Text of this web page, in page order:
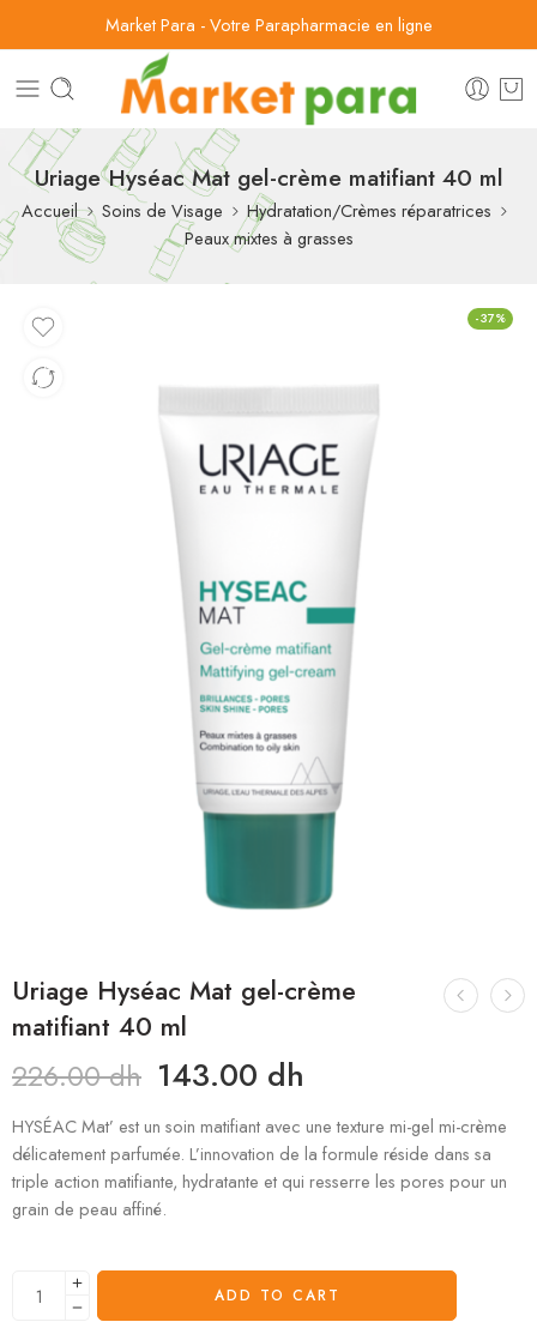
Market Para - Votre Parapharmacie en ligne
Uriage Hyséac Mat gel-crème matifiant 40 ml
Accueil Soins de Visage
Hydratation/Crèmes réparatrices
Peaux mixtes à grasses
-37%
Uriage Hyséac Mat gel-crème
matifiant 40 ml
226.00dh 143.00 dh
HYSÉAC Mat’ est un soin matifiant avec une texture mi-gel mi-crème
délicatement parfumée. L’innovation de la formule réside dans sa
triple action matifiante, hydratante et qui resserre les pores pour un
grain de peau affiné.
ADD TO CART